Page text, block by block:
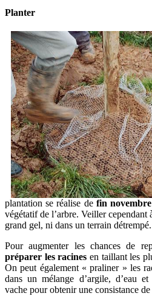
Planter
plantation se réalise de fin
végétatif de l’arbre. Veiller cependant
grand gel, ni dans un terrain détrempé.
Pour augmenter les chances de
préparer les racines en taillant les
On peut également « praliner » les
dans un mélange d’argile, d’eau
vache pour obtenir une consistance de